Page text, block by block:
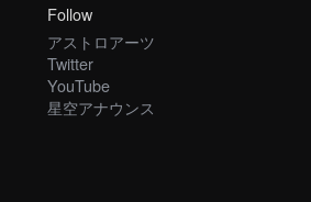
Follow
アストロアーツ
Twitter
YouTube
星空アナウンス